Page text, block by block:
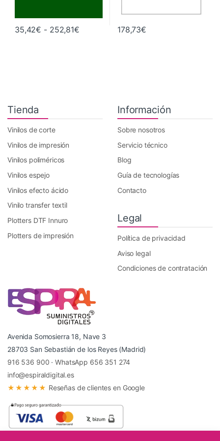
35,42€ - 252,81€Rango de precios: desde 35,42€
Este producto tiene múltiples variantes. Las opciones se
178,73€
Tienda
Vinilos de corte
Vinilos de impresión
Vinilos poliméricos
Vinilos espejo
Vinilos efecto ácido
Vinilo transfer textil
Plotters DTF Innuro
Plotters de impresión
Información
Sobre nosotros
Servicio técnico
Blog
Guía de tecnologías
Contacto
Legal
Política de privacidad
Aviso legal
Condiciones de contratación
Avenida Somosierra 18, Nave 3
28703 San Sebastián de los Reyes (Madrid)
916 536 900 ·WhatsApp 656 351 274
info@espiraldigital.es
★★★★★ Reseñas de clientes en Google